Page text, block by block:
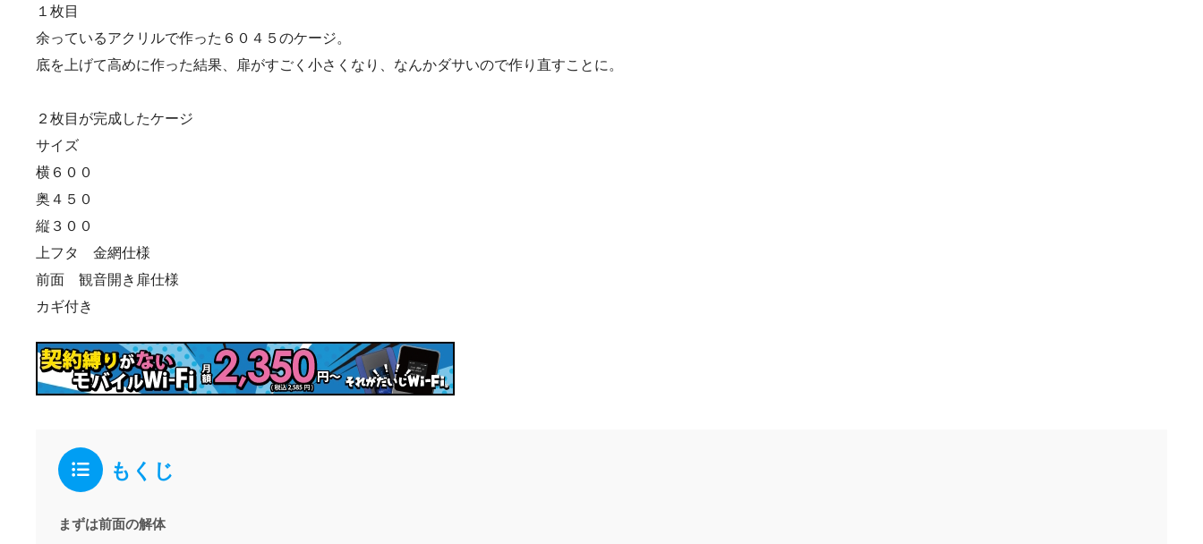
１枚目
余っているアクリルで作った６０４５のケージ。
底を上げて高めに作った結果、扉がすごく小さくなり、なんかダサいので作り直すことに。
２枚目が完成したケージ
サイズ
横６００
奥４５０
縦３００
上フタ 金網仕様
前面 観音開き扉仕様
カギ付き
もくじ
まずは前面の解体